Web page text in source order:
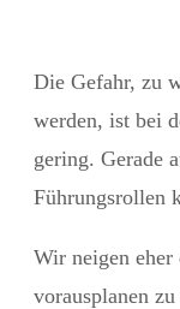
Die Gefahr, zu
werden, ist bei
gering. Gerade
Führungsrollen
Wir neigen
vorausplanen